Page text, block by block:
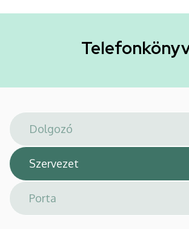
Általános
hely